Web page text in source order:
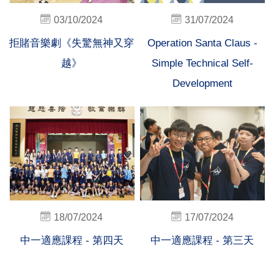
03/10/2024
拒賭音樂劇《失驚無神又穿
越》
31/07/2024
Operation Santa Claus -
Simple Technical Self-
Development
18/07/2024
中一適應課程 - 第四天
17/07/2024
中一適應課程 - 第三天